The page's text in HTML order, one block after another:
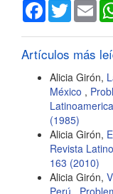
Facebook
Twitter
Artículos más
Alicia Girón,
México ,
(1985)
Alicia Girón,
Revista
163 (2010)
Alicia Girón,